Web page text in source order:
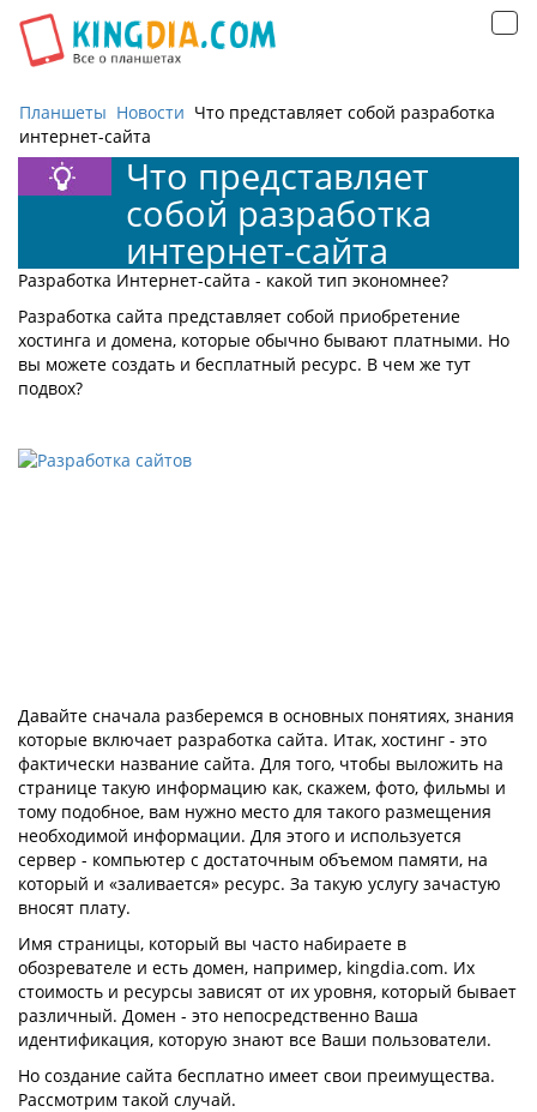
Планшеты Новости Что представляет собой разработка
интернет-сайта
Что представляет
собой разработка
интернет-сайта
Разработка Интернет-сайта - какой тип экономнее?
Разработка сайта представляет собой приобретение
хостинга и домена, которые обычно бывают платными. Но
вы можете создать и бесплатный ресурс. В чем же тут
подвох?
Давайте сначала разберемся в основных понятиях, знания
которые включает разработка сайта. Итак, хостинг - это
фактически название сайта. Для того, чтобы выложить на
странице такую информацию как, скажем, фото, фильмы и
тому подобное, вам нужно место для такого размещения
необходимой информации. Для этого и используется
сервер - компьютер с достаточным объемом памяти, на
который и «заливается» ресурс. За такую услугу зачастую
вносят плату.
Имя страницы, который вы часто набираете в
обозревателе и есть домен, например, kingdia.com. Их
стоимость и ресурсы зависят от их уровня, который бывает
различный. Домен - это непосредственно Ваша
идентификация, которую знают все Ваши пользователи.
Но создание сайта бесплатно имеет свои преимущества.
Рассмотрим такой случай.